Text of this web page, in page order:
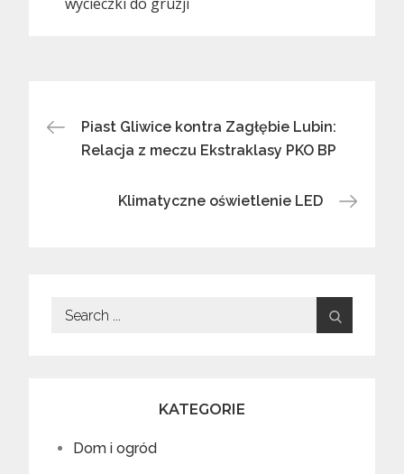
Nawigacja
wpisu
Piast Gliwice kontra Zagłębie Lubin:
Relacja z meczu Ekstraklasy PKO BP
Klimatyczne oświetlenie LED
Search
KATEGORIE
Dom i ogród